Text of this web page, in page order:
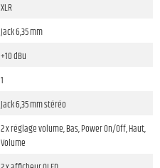
XLR
Jack 6,35 mm
+10 dBu
1
Jack 6,35 mm stéréo
2 x réglage volume, Bas, Power On/Off, Haut,
Volume